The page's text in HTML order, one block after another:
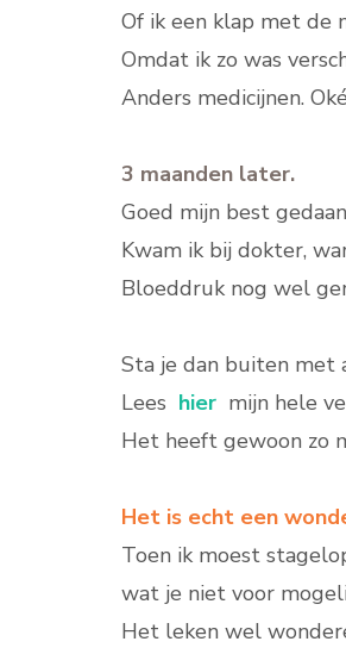
Of ik een klap met de
Omdat ik zo was
Anders medicijnen.
3 maanden later.
Goed mijn best
Kwam ik bij dokter,
Bloeddruk nog wel
Sta je dan buiten
Lees hier mijn hele
Het heeft gewoon zo
Het is echt een
Toen ik moest
wat je niet voor
Het leken wel